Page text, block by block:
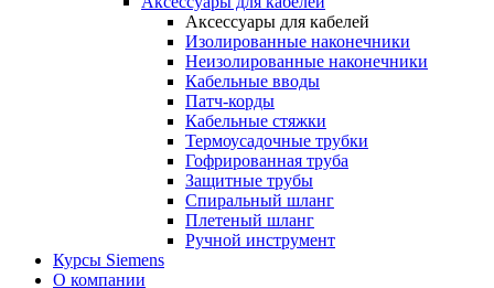
Аксессуары для кабелей
Изолированные наконечники
Неизолированные наконечники
Кабельные вводы
Патч-корды
Кабельные стяжки
Термоусадочные трубки
Гофрированная труба
Защитные трубы
Спиральный шланг
Плетеный шланг
Ручной инструмент
Курсы Siemens
О компании